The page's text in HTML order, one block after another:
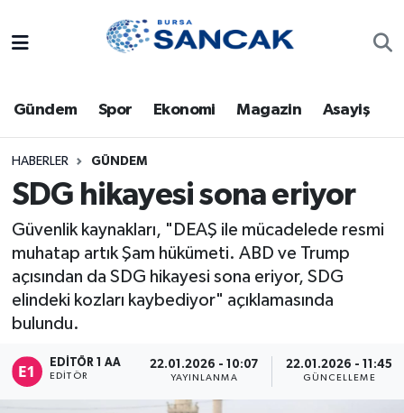
Gündem Spor Ekonomi Magazin Asayiş
HABERLER GÜNDEM
SDG hikayesi sona eriyor
Güvenlik kaynakları, "DEAŞ ile mücadelede resmi
muhatap artık Şam hükümeti. ABD ve Trump
açısından da SDG hikayesi sona eriyor, SDG
elindeki kozları kaybediyor" açıklamasında
bulundu.
EDITÖR 1 AA
EDITÖR
22.01.2026 - 10:07
YAYINLANMA
22.01.2026 - 11:45
GÜNCELLEME
Bursa
Dünya
Eğitim
Ekonomi
Genel
Trafik Durumu
Süper Lig Puan Durumu ve Fikstür
Tüm Manşetler
Son Dakika Haberleri
Haber Arşivi